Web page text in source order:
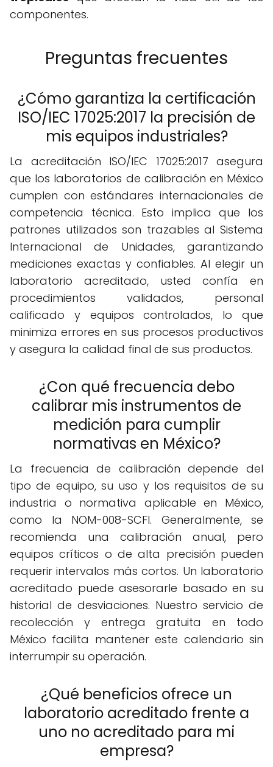
componentes.
Preguntas frecuentes
¿Cómo garantiza la certificación
ISO/IEC 17025:2017 la precisión de
mis equipos industriales?
La acreditación ISO/IEC 17025:2017 asegura
que los laboratorios de calibración en México
cumplen con estándares internacionales de
competencia técnica. Esto implica que los
patrones utilizados son trazables al Sistema
Internacional de Unidades, garantizando
mediciones exactas y confiables. Al elegir un
laboratorio acreditado, usted confía en
procedimientos validados, personal
calificado y equipos controlados, lo que
minimiza errores en sus procesos productivos
y asegura la calidad final de sus productos.
¿Con qué frecuencia debo
calibrar mis instrumentos de
medición para cumplir
normativas en México?
La frecuencia de calibración depende del
tipo de equipo, su uso y los requisitos de su
industria o normativa aplicable en México,
como la NOM-008-SCFI. Generalmente, se
recomienda una calibración anual, pero
equipos críticos o de alta precisión pueden
requerir intervalos más cortos. Un laboratorio
acreditado puede asesorarle basado en su
historial de desviaciones. Nuestro servicio de
recolección y entrega gratuita en todo
México facilita mantener este calendario sin
interrumpir su operación.
¿Qué beneficios ofrece un
laboratorio acreditado frente a
uno no acreditado para mi
empresa?